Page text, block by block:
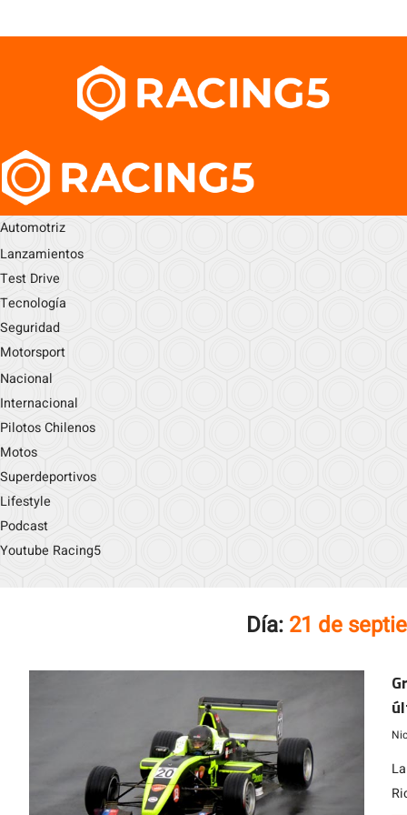
Automotriz
Lanzamientos
Test Drive
Tecnología
Seguridad
Motorsport
Nacional
Internacional
Pilotos Chilenos
Motos
Superdeportivos
Lifestyle
Podcast
Youtube Racing5
Día: 21 de